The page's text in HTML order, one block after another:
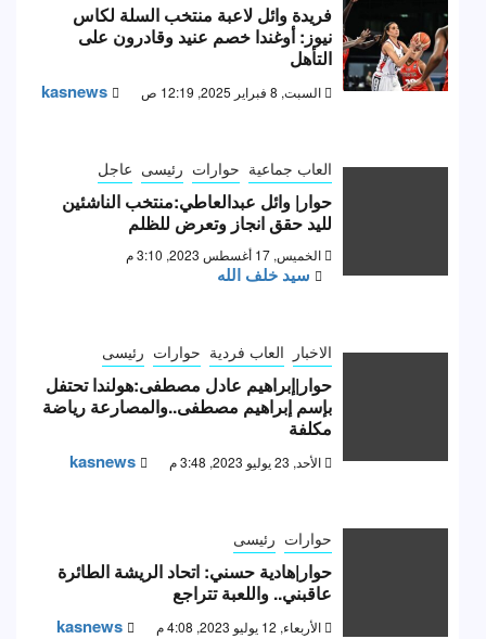
فريدة وائل لاعبة منتخب السلة لكاس
نيوز: أوغندا خصم عنيد وقادرون على
التأهل
السبت, 8 فبراير 2025, 12:19 ص kasnews
العاب جماعية حوارات رئيسى عاجل
حوار| وائل عبدالعاطي:منتخب الناشئين
لليد حقق انجاز وتعرض للظلم
الخميس, 17 أغسطس 2023, 3:10 م
سيد خلف الله
الاخبار العاب فردية حوارات رئيسى
حوار|إبراهيم عادل مصطفى:هولندا تحتفل
بإسم إبراهيم مصطفى..والمصارعة رياضة
مكلفة
الأحد, 23 يوليو 2023, 3:48 م kasnews
حوارات رئيسى
حوار|هادية حسني: اتحاد الريشة الطائرة
عاقبني.. واللعبة تتراجع
الأربعاء, 12 يوليو 2023, 4:08 م kasnews